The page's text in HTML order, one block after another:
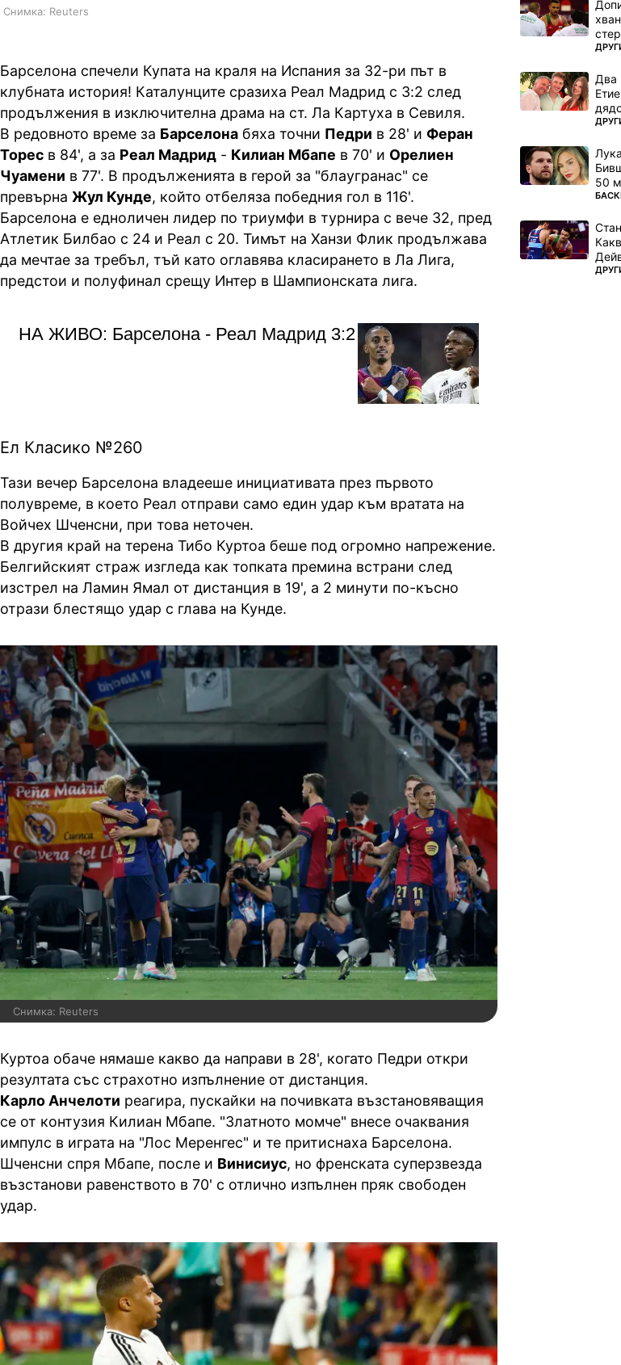
Снимка: Reuters
Барселона спечели Купата на краля на Испания за 32-ри път в
клубната история! Каталунците сразиха Реал Мадрид с 3:2 след
продължения в изключителна драма на ст. Ла Картуха в Севиля.
В редовното време за Барселона бяха точни Педри в 28' и Феран
Торес в 84', а за Реал Мадрид - Килиан Мбапе в 70' и Орелиен
Чуамени в 77'. В продълженията в герой за "блаугранас" се
превърна Жул Кунде, който отбеляза победния гол в 116'.
Барселона е едноличен лидер по триумфи в турнира с вече 32, пред
Атлетик Билбао с 24 и Реал с 20. Тимът на Ханзи Флик продължава
да мечтае за требъл, тъй като оглавява класирането в Ла Лига,
предстои и полуфинал срещу Интер в Шампионската лига.
НА ЖИВО: Барселона - Реал Мадрид 3:2
Ел Класико №260
Тази вечер Барселона владееше инициативата през първото
полувреме, в което Реал отправи само един удар към вратата на
Войчех Шченсни, при това неточен.
В другия край на терена Тибо Куртоа беше под огромно напрежение.
Белгийският страж изгледа как топката премина встрани след
изстрел на Ламин Ямал от дистанция в 19', а 2 минути по-късно
отрази блестящо удар с глава на Кунде.
Снимка: Reuters
Куртоа обаче нямаше какво да направи в 28', когато Педри откри
резултата със страхотно изпълнение от дистанция.
Карло Анчелоти реагира, пускайки на почивката възстановяващия
се от контузия Килиан Мбапе. "Златното момче" внесе очаквания
импулс в играта на "Лос Меренгес" и те притиснаха Барселона.
Шченсни спря Мбапе, после и Винисиус, но френската суперзвезда
възстанови равенството в 70' с отлично изпълнен пряк свободен
удар.
Два
50